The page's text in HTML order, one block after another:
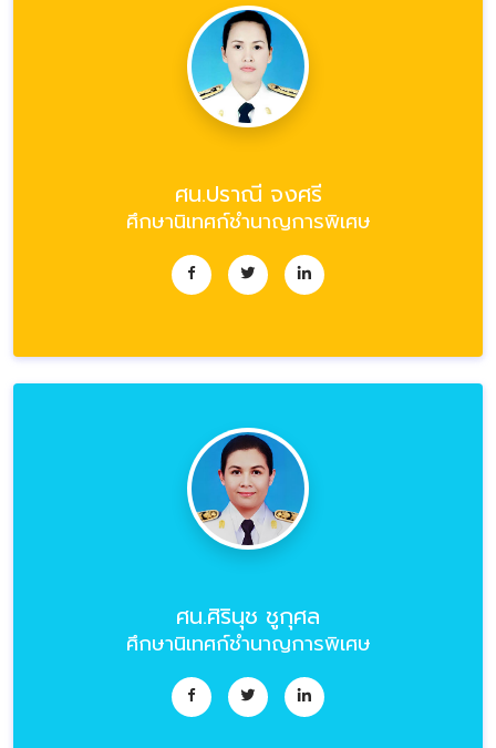
ศน.ปราณี จงศรี
ศึกษานิเทศก์ชำนาญการพิเศษ
ศน.ศิรินุช ชูกุศล
ศึกษานิเทศก์ชำนาญการพิเศษ